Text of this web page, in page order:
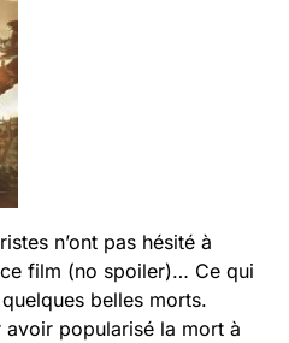
n’ont pas hésité à
film (no spoiler)… Ce qui
belles morts.
avoir popularisé la mort à